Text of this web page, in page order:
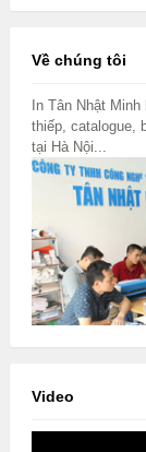
Về chúng tôi
In Tân Nhật
thiếp, catalogue,
tại Hà Nội...
Video